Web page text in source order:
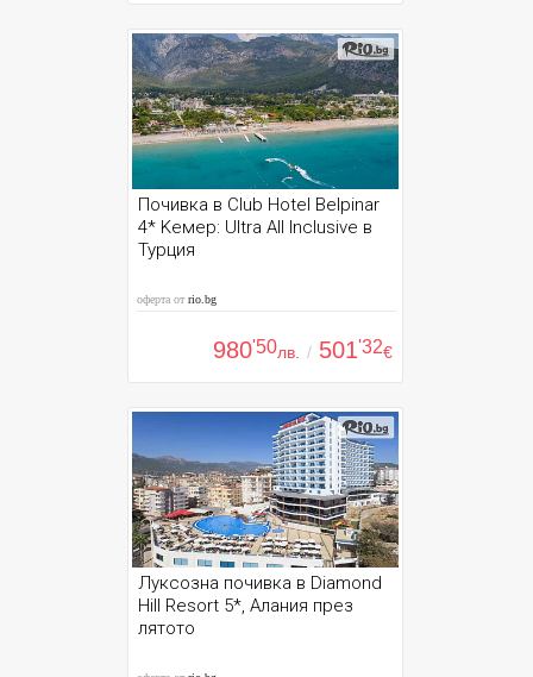
Почивка в Club Hotel Belpinar
4* Kемер: Ultra All Inclusive в
Турция
оферта отrio.bg
980'50лв. / 501'32€
Луксозна почивка в Diamond
Hill Resort 5*, Алания през
лятото